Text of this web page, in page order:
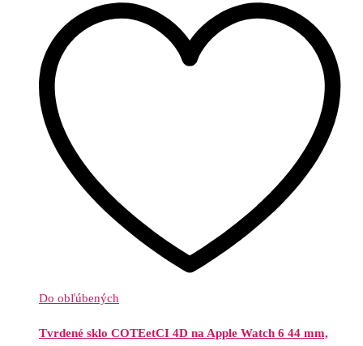
Do obľúbených
Tvrdené sklo COTEetCI 4D na Apple Watch 6 44 mm,